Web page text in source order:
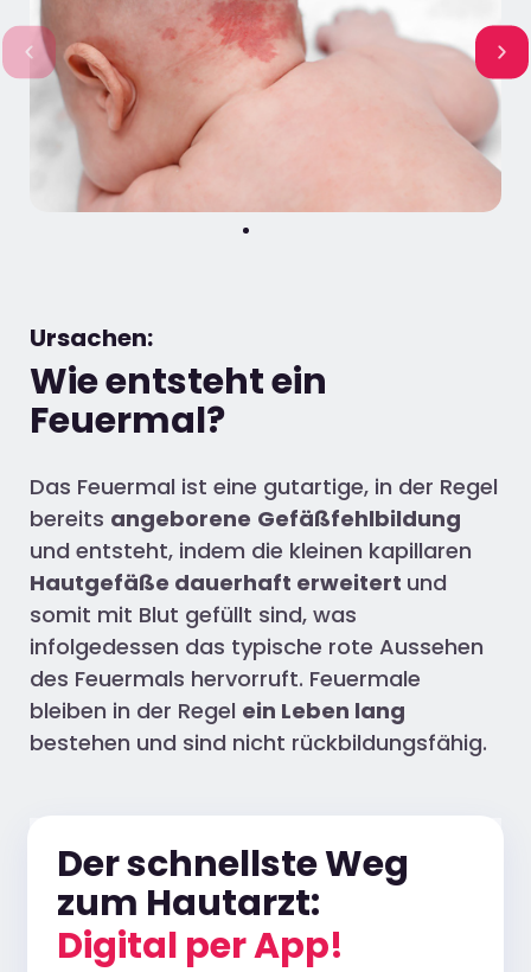
Ursachen:
Wie entsteht ein
Feuermal?
Das Feuermal ist eine gutartige, in der Regel
bereits angeborene Gefäßfehlbildung
und entsteht, indem die kleinen kapillaren
Hautgefäße dauerhaft erweitert und
somit mit Blut gefüllt sind, was
infolgedessen das typische rote Aussehen
des Feuermals hervorruft. Feuermale
bleiben in der Regel ein Leben lang
bestehen und sind nicht rückbildungsfähig.
Der schnellste Weg
zum Hautarzt:
Digital per App!